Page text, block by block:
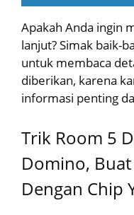
Apakah Anda ingin
lanjut? Simak baik-
untuk membaca
diberikan, karena
informasi penting
Trik Room 5
Domino, Buat
Dengan Chip